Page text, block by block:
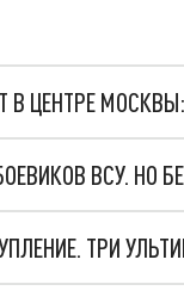
В ЦЕНТРЕ
ВСУ. НО